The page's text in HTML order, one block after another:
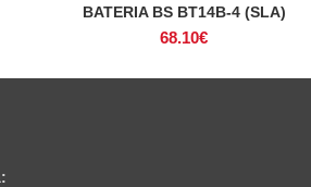
BATERIA BS BT14B-4 (SLA)
68.10€